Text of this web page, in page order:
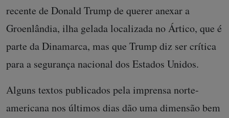
recente de Donald Trump de querer anexar a
Groenlândia, ilha gelada localizada no Ártico, que é
parte da Dinamarca, mas que Trump diz ser crítica
para a segurança nacional dos Estados Unidos.
Alguns textos publicados pela imprensa norte-
americana nos últimos dias dão uma dimensão bem